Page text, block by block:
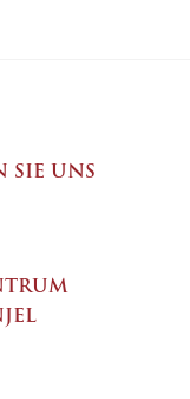
SIE UNS